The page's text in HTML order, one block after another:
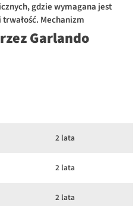
gdzie wymagana jest
Mechanizm
Garlando
2 lata
2 lata
2 lata